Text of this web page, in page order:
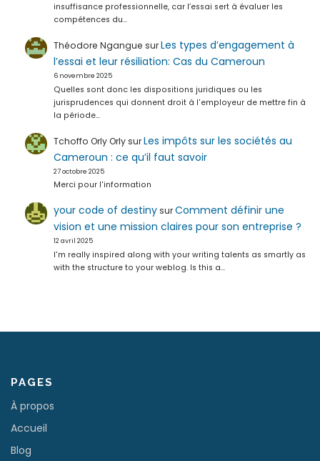
insuffisance professionnelle, car l’essai sert à évaluer les
compétences du…
Théodore Ngangue surLes types d’engagement à
l’essai et leur résiliation: Cas du Cameroun
6 novembre 2025
Quelles sont donc les dispositions juridiques ou les
jurisprudences qui donnent droit à l'employeur de mettre fin à
la période…
Tchoffo Orly OrlysurLes impôts sur les sociétés au
Cameroun : ce qu’il faut savoir
27 octobre 2025
Merci pour l'information
your code of destinysurComment définir une
vision et une mission claires pour son entreprise ?
12 avril 2025
I'm really inspired along with your writing talents as smartly as
with the structure to your weblog. Is this a…
PAGES
À propos
Accueil
Blog